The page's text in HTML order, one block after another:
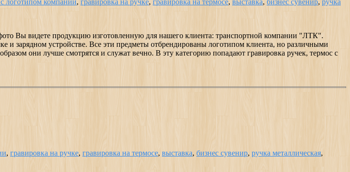
Вы видете продукцию изготовленную для нашего клиента: транспортной компании "ЛТК".
и зарядном устройстве. Все эти предметы отбрендированы логотипом клиента, но различными
они лучше смотрятся и служат вечно. В эту категорию попадают гравировка ручек, термос с
, гравировка на ручке, гравировка на термосе, выставка, бизнес сувенир, ручка металлическая,